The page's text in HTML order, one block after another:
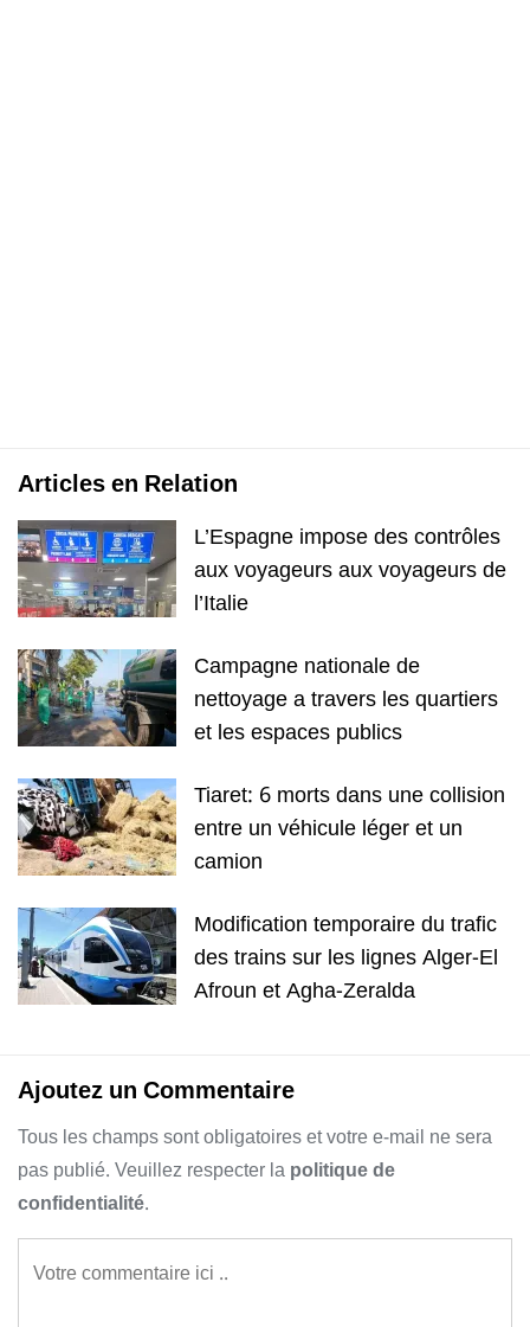
Articles en Relation
L’Espagne impose des contrôles
aux voyageurs aux voyageurs de
l’Italie
Campagne nationale de
nettoyage a travers les quartiers
et les espaces publics
Tiaret: 6 morts dans une collision
entre un véhicule léger et un
camion
Modification temporaire du trafic
des trains sur les lignes Alger-El
Afroun et Agha-Zeralda
Ajoutez un Commentaire
Tous les champs sont obligatoires et votre e-mail ne sera
pas publié. Veuillez respecter lapolitique de
confidentialité.